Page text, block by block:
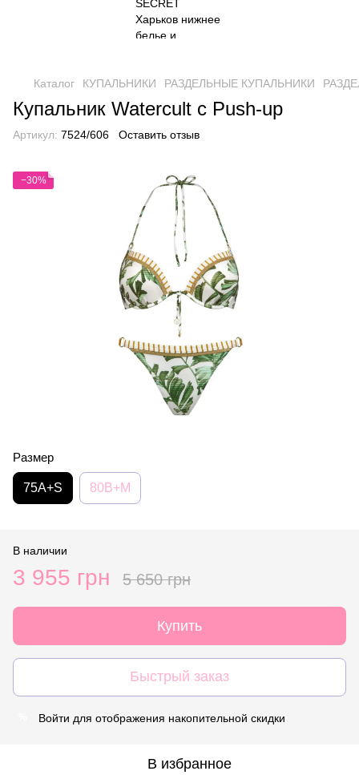
Каталог КУПАЛЬНИКИ РАЗДЕЛЬНЫЕ КУПАЛЬНИКИ
Купальник Watercult c Push-up
Артикул: 7524/606 Оставить отзыв
−30%
Размер
75A+S 80B+M
В наличии
3 955 грн 5 650 грн
Купить
Быстрый заказ
Войти для отображения накопительной скидки
В избранное